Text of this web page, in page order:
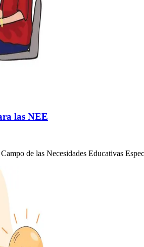
las NEE
de las Necesidades Educativas